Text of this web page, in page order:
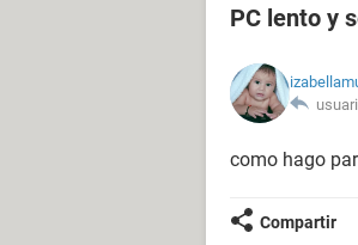
PC lento y
como hago
Compartir